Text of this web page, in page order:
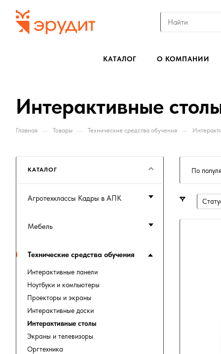
КАТАЛОГ О КОМПАНИИ
Интерактивные
Главная — Товары — Технические средства обучения —
По
КАТАЛОГ
Агротехклассы Кадры в АПК
Мебель
Технические средства обучения
Интерактивные панели
Ноутбуки и компьютеры
Проекторы и экраны
Интерактивные доски
Интерактивные столы
Экраны и телевизоры
Оргтехника